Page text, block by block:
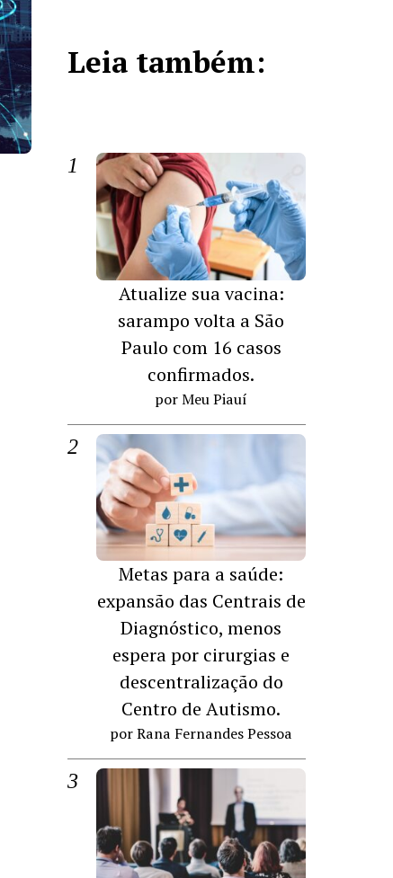
Leia também:
Atualize sua vacina:
sarampo volta a São
Paulo com 16 casos
confirmados.
por Meu Piauí
Metas para a saúde:
expansão das Centrais de
Diagnóstico, menos
espera por cirurgias e
descentralização do
Centro de Autismo.
por Rana Fernandes Pessoa